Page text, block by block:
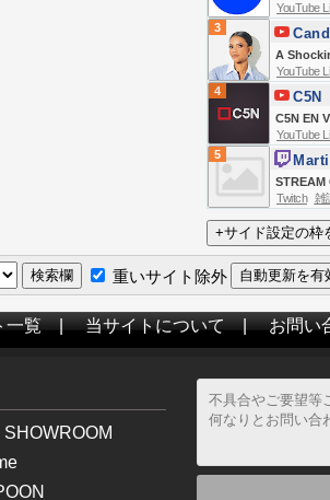
2026년 8
용X박태
정준희X
금요음악
YouTube
3
A
“4K”
Head
YouTube
4
C5N EN
en un
C5N
YouTube
5
STREAM
Twitch 雑
重いサイト除外
一覧|当サイトについて|お問い
SHOWROOM